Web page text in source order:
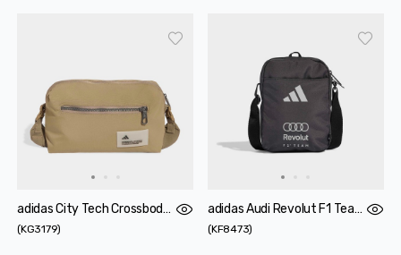
adidas City Tech Crossbody Bej Omuz Çantası
(KG3179)
adidas Audi Revolut F1 Team DNA Siyah Omuz Çantası
(KF8473)